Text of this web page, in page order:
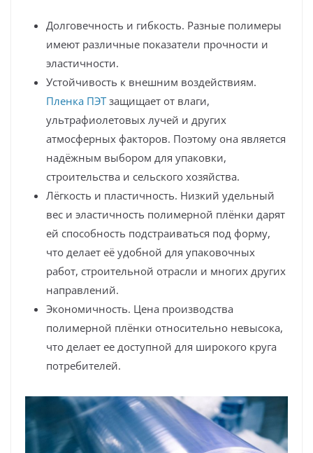
Долговечность и гибкость. Разные полимеры
имеют различные показатели прочности и
эластичности.
Устойчивость к внешним воздействиям.
Пленка ПЭТзащищает от влаги,
ультрафиолетовых лучей и других
атмосферных факторов. Поэтому она является
надёжным выбором для упаковки,
строительства и сельского хозяйства.
Лёгкость и пластичность. Низкий удельный
вес и эластичность полимерной плёнки дарят
ей способность подстраиваться под форму,
что делает её удобной для упаковочных
работ, строительной отрасли и многих других
направлений.
Экономичность. Цена производства
полимерной плёнки относительно невысока,
что делает ее доступной для широкого круга
потребителей.